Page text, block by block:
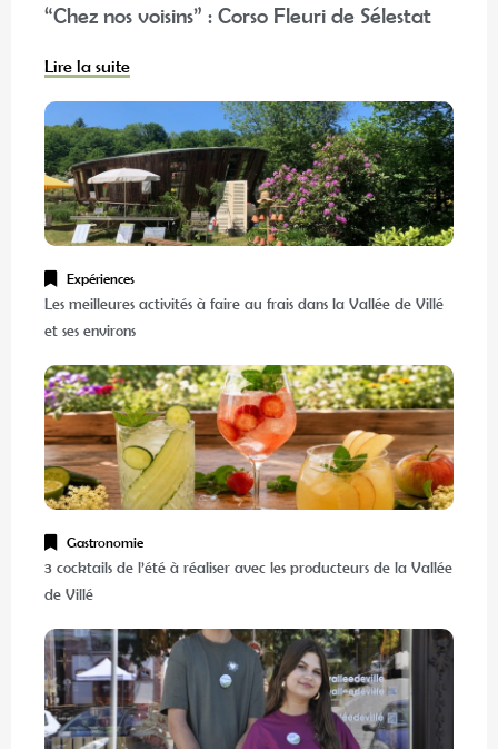
“Chez nos voisins” : Corso Fleuri de Sélestat
Lire la suite
Expériences
Les meilleures activités à faire au frais dans la Vallée de Villé
et ses environs
Gastronomie
3 cocktails de l’été à réaliser avec les producteurs de la Vallée
de Villé